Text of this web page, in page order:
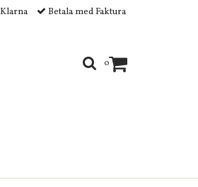
Klarna Betala med Faktura
0